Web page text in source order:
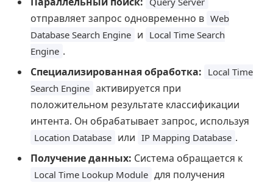
отправляет запрос одновременно в Web
Database Search Engine и Local Time Search
Engine .
Специализированная обработка: Local Time
Search Engine активируется при
положительном результате классификации
интента. Он обрабатывает запрос, используя
Location Database или IP Mapping Database .
Получение данных: Система обращается к
Local Time Lookup Module для получения